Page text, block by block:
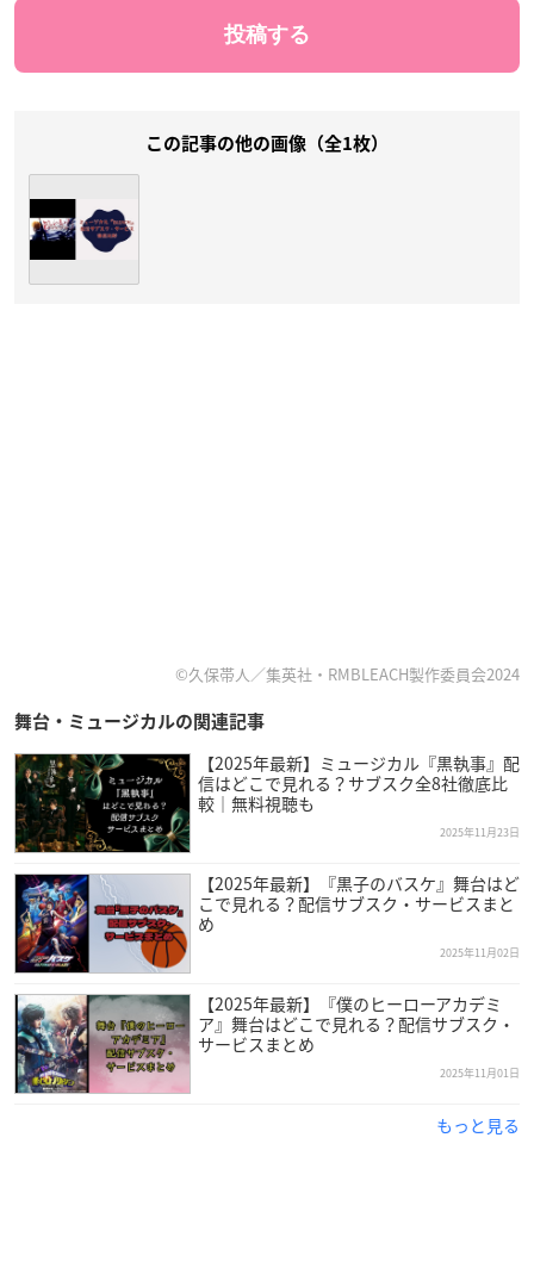
この記事の他の画像（全1枚）
©久保帯人／集英社・RMBLEACH製作委員会2024
舞台・ミュージカルの関連記事
【2025年最新】ミュージカル『黒執事』配
信はどこで見れる？サブスク全8社徹底比
較｜無料視聴も
2025年11月23日
【2025年最新】『黒子のバスケ』舞台はど
こで見れる？配信サブスク・サービスまと
め
2025年11月02日
【2025年最新】『僕のヒーローアカデミ
ア』舞台はどこで見れる？配信サブスク・
サービスまとめ
2025年11月01日
もっと見る